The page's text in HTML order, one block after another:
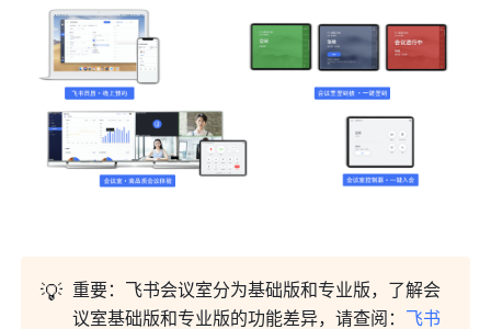
💡 重要：飞书会议室分为基础版和专业版，了解会
议室基础版和专业版的功能差异，请查阅： 飞书